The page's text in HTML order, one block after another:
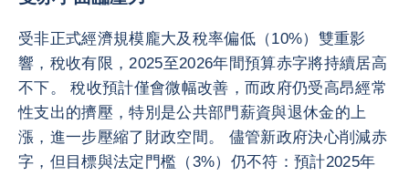
受非正式經濟規模龐大及稅率偏低（10%）雙重影
響，稅收有限，2025至2026年間預算赤字將持續居高
不下。 稅收預計僅會微幅改善，而政府仍受高昂經常
性支出的擠壓，特別是公共部門薪資與退休金的上
漲，進一步壓縮了財政空間。 儘管新政府決心削減赤
字，但目標與法定門檻（3%）仍不符：預計2025年